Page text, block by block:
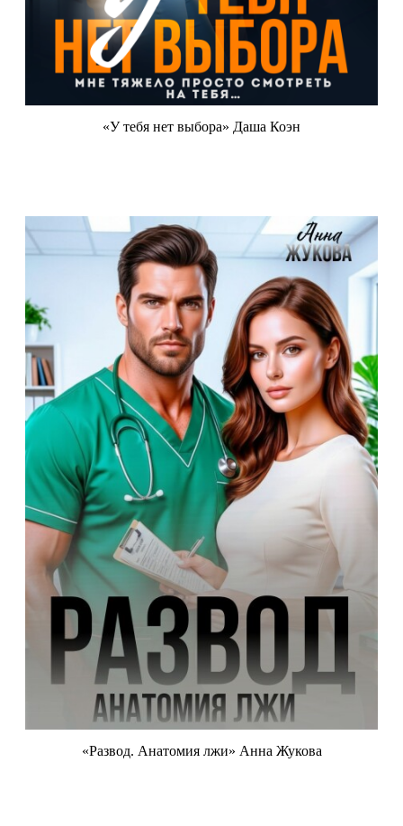
«У тебя нет выбора» Даша Коэн
«Развод. Анатомия лжи» Анна Жукова